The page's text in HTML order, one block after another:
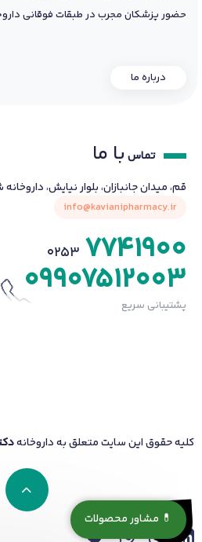
حضور پزشکان مجرب در طبقات فوقانی
درباره ما
تماس با ما
قم، میدان جانبازان، بلوار نیایش،
info@kavianipharmacy.ir
0253 7741900
09907512003
پشتیبانی سریع
کلیه حقوق این سایت متعلق به داروخانه
💊 مشاور محصولات